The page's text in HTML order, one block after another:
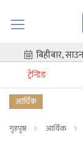
ट्रेन्डिङ
आर्थिक
गृहपृष्ठ आर्थिक